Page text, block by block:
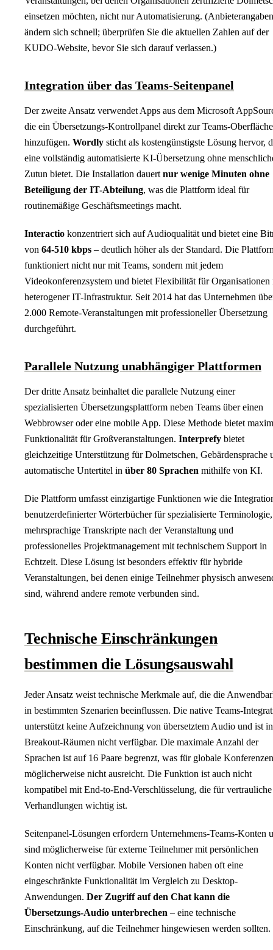
einsetzen möchten, nicht nur Automatisierung. (Anbieterangaben
ändern sich schnell; überprüfen Sie die aktuellen Zahlen auf der
KUDO-Website, bevor Sie sich darauf verlassen.)
Integration über das Teams-Seitenpanel
Der zweite Ansatz verwendet Apps aus dem Microsoft
die ein Übersetzungs-Kontrollpanel direkt zur Teams-Oberfläche
hinzufügen. Wordly sticht als kostengünstigste Lösung hervor,
eine vollständig automatisierte KI-Übersetzung ohne
Zutun bietet. Die Installation dauert nur wenige Minuten ohne
Beteiligung der IT-Abteilung, was die Plattform ideal für
routinemäßige Geschäftsmeetings macht.
Interactio konzentriert sich auf Audioqualität und bietet eine
von 64-510 kbps – deutlich höher als der Standard. Die
funktioniert nicht nur mit Teams, sondern mit jedem
Videokonferenzsystem und bietet Flexibilität für Organisationen
heterogener IT-Infrastruktur. Seit 2014 hat das Unternehmen
2.000 Remote-Veranstaltungen mit professioneller Übersetzung
durchgeführt.
Parallele Nutzung unabhängiger Plattformen
Der dritte Ansatz beinhaltet die parallele Nutzung einer
spezialisierten Übersetzungsplattform neben Teams über einen
Webbrowser oder eine mobile App. Diese Methode bietet
Funktionalität für Großveranstaltungen. Interprefy bietet
gleichzeitige Unterstützung für Dolmetschen, Gebärdensprache
automatische Untertitel in über 80 Sprachen mithilfe von KI.
Die Plattform umfasst einzigartige Funktionen wie die
benutzerdefinierter Wörterbücher für spezialisierte Terminologie,
mehrsprachige Transkripte nach der Veranstaltung und
professionelles Projektmanagement mit technischem Support in
Echtzeit. Diese Lösung ist besonders effektiv für hybride
Veranstaltungen, bei denen einige Teilnehmer physisch
sind, während andere remote verbunden sind.
Technische Einschränkungen
bestimmen die Lösungsauswahl
Jeder Ansatz weist technische Merkmale auf, die die
in bestimmten Szenarien beeinflussen. Die native Teams-
unterstützt keine Aufzeichnung von übersetztem Audio und ist in
Breakout-Räumen nicht verfügbar. Die maximale Anzahl der
Sprachen ist auf 16 Paare begrenzt, was für globale Konferenzen
möglicherweise nicht ausreicht. Die Funktion ist auch nicht
kompatibel mit End-to-End-Verschlüsselung, die für vertrauliche
Verhandlungen wichtig ist.
Seitenpanel-Lösungen erfordern Unternehmens-Teams-Konten
sind möglicherweise für externe Teilnehmer mit persönlichen
Konten nicht verfügbar. Mobile Versionen haben oft eine
eingeschränkte Funktionalität im Vergleich zu Desktop-
Anwendungen. Der Zugriff auf den Chat kann die
Übersetzungs-Audio unterbrechen – eine technische
Einschränkung, auf die Teilnehmer hingewiesen werden sollten.